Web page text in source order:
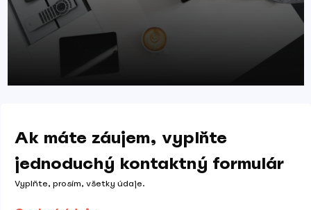
Ak máte záujem, vyplňte
jednoduchý kontaktný formulár
Vyplňte, prosím, všetky údaje.